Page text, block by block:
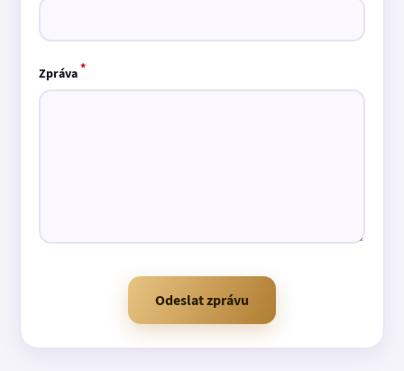
Zpráva*
Odeslat zprávu